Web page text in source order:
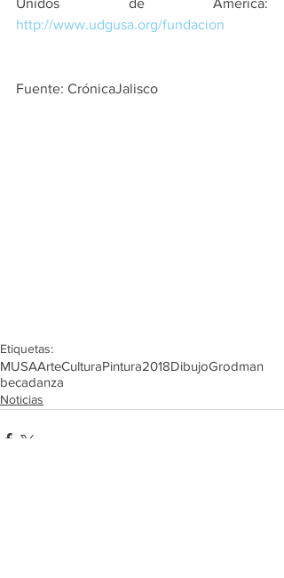
http://www.udgusa.org/fundacion
Fuente: CrónicaJalisco
Etiquetas:
MUSAArteCulturaPintura2018DibujoGrodman
becadanza
Noticias